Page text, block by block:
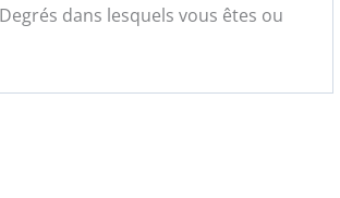
dans lesquels vous êtes ou